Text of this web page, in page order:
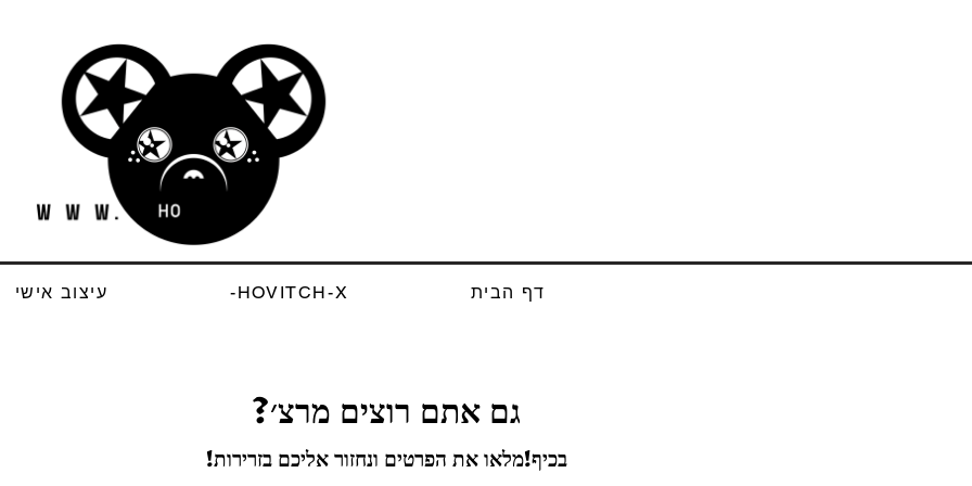
דף הבית HOVITCH-X- עיצוב אישי
?גם אתם רוצים מרצ׳
!בכיף!מלאו את הפרטים ונחזור אליכם בזרירות